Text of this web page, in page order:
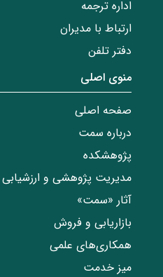
اداره ترجمه
ارتباط با مدیران
دفتر تلفن
منوی اصلی
صفحه اصلی
درباره سمت
پژوهشکده
مدیریت پژوهشی و ارزشیابی
آثار «سمت»
بازاریابی و فروش
همکاری‌های علمی
میز خدمت